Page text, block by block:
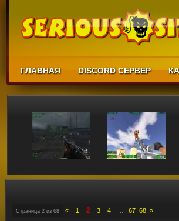
ГЛАВНАЯ DISCORD СЕРВЕР
Страница 2 из 68 « 1 2 3 4 … 67 68 »